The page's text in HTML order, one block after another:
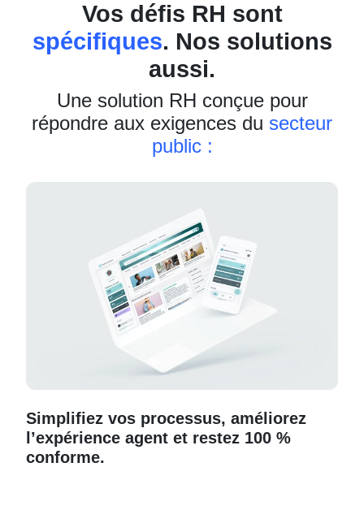
Vos défis RH sont
spécifiques. Nos solutions
aussi.
Une solution RH conçue pour
répondre aux exigences du secteur
public :
Simplifiez vos processus, améliorez
l’expérience agent et restez 100 %
conforme.